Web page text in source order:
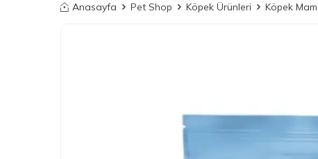
Anasayfa Pet Shop Köpek Ürünleri Köpek